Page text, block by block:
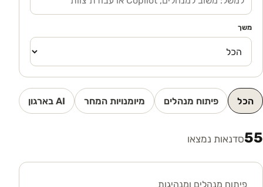
משך
הכל פיתוח מנהלים מיומנויות המחר AI בארגון
55סדנאות נמצאו
פיתוח מנהלים ומנהיגות